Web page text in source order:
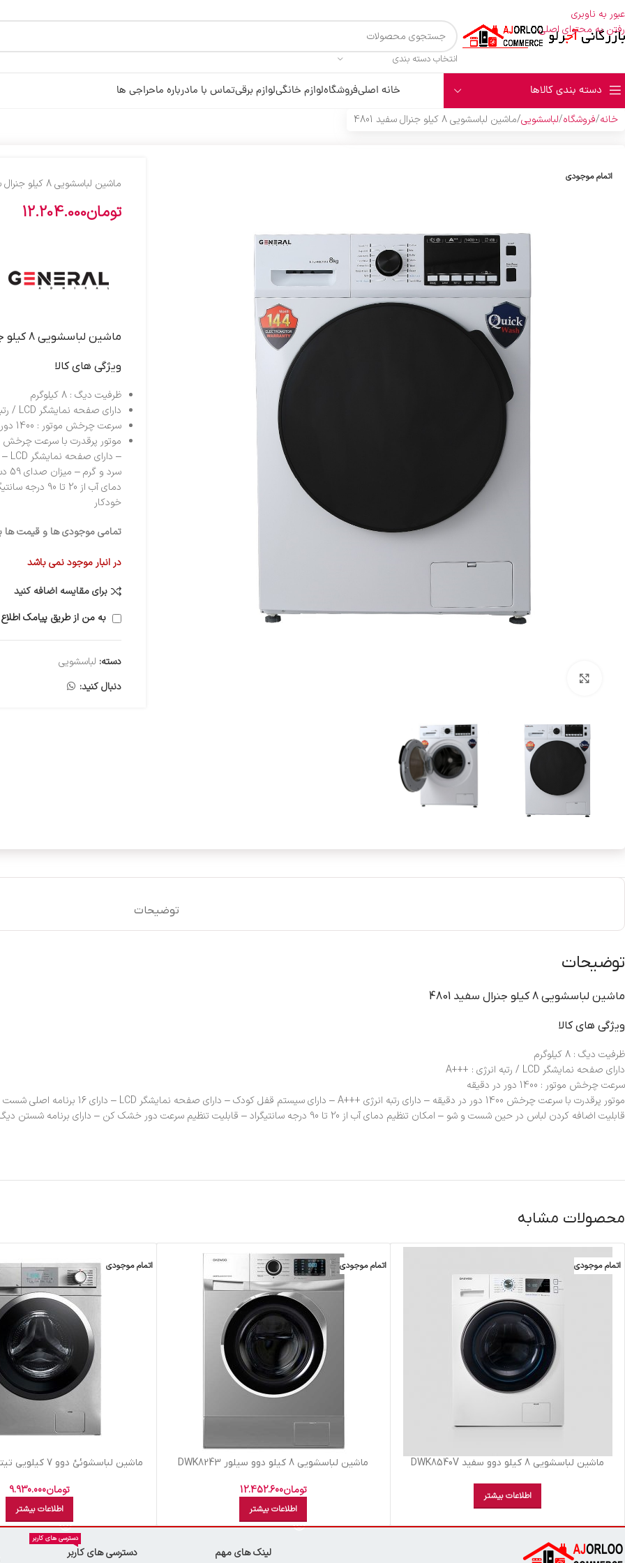
عبور به ناوبری
رفتن به محتوای اصلی
انتخاب دسته بندی
دسته بندی کالاها خانه اصلیفروشگاهلوازم خانگیلوازم برقیتماس با مادرباره ماحراجی ها
خانه فروشگاه لباسشویی ماشين لباسشويي 8 کيلو جنرال سفيد 4801
اتمام موجودی ماشين لباسشويي 8 کيلو جنرال سفيد 4801
تومان12.204.000
ماشين لباسشويي 8 کيلو جنرال سفيد 4801
ویژگی های کالا
ظرفیت دیگ : 8 کیلوگرم
دارای صفحه نمایشگر LCD / رتبه انرژی : +++A
سرعت چرخش موتور : 1400 دور در دقیقه
دمای آب از
خودکار
تمامی موجودی ها و قیمت ها
در انبار موجود نمی باشد
برای مقایسه اضافه کنید
به من از طریق پیامک
دسته: لباسشویی
دنبال کنید:
توضیحات
توضیحات
ماشين لباسشويي 8 کيلو جنرال سفيد 4801
ویژگی های کالا
ظرفیت دیگ : 8 کیلوگرم
دارای صفحه نمایشگر LCD / رتبه انرژی : +++A
سرعت چرخش موتور : 1400 دور در دقیقه
قابلیت اضافه کردن لباس در حین شست و شو – امکان تنظیم دمای آب از 20 تا 90 درجه سانتیگراد – قابلیت تنظیم سرعت دور خشک کن – دارای برنامه شستن دیگ خودکار
محصولات مشابه
اتمام موجودی
ماشين لباسشويي 8 کيلو دوو سفيد DWK8540V
اطلاعات بیشتر
اتمام موجودی
ماشين لباسشويي 8 کيلو دوو سيلور DWK8243
تومان12.452.600
اطلاعات بیشتر
اتمام موجودی
ماشين لباسشوئئ دوو 7 کيلويي تيتانيوم-7103DWK
تومان9.930.000
اطلاعات بیشتر
لینک های مهم دسترسی های کاربر
دسترسی های کاربر